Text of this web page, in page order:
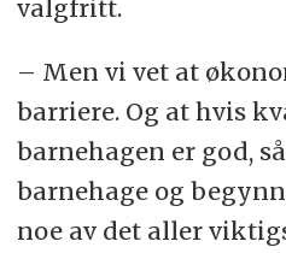
valgfritt.
– Men vi vet at
barriere. Og at hvis
barnehagen er god,
barnehage og
noe av det aller